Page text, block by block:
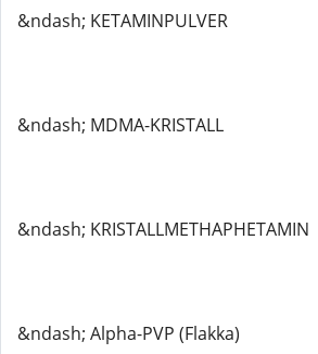
&ndash; KETAMINPULVER
&ndash; MDMA-KRISTALL
&ndash; KRISTALLMETHAPHETAMIN
&ndash; Alpha-PVP (Flakka)